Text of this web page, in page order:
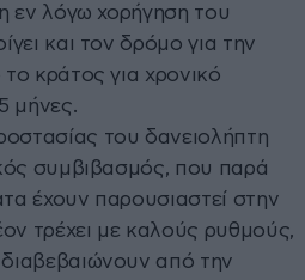
εν λόγω χορήγηση του
και τον δρόμο για την
κράτος για χρονικό
μήνες.
του δανειολήπτη
συμβιβασμός, που παρά
έχουν παρουσιαστεί στην
τρέχει με καλούς ρυθμούς,
από την